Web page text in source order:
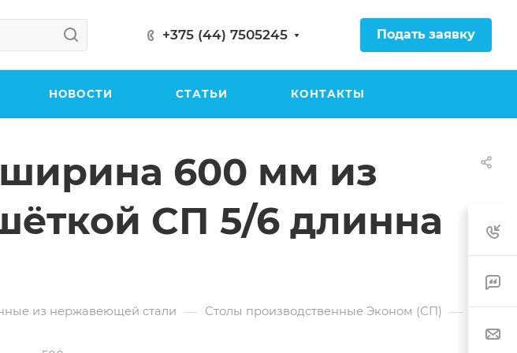
+375 (44) 7505245 Подать заявку
НОВОСТИ СТАТЬИ КОНТАКТЫ
600 мм из
СП 5/6 длинна
из нержавеющей стали — Столы производственные Эконом (СП) —